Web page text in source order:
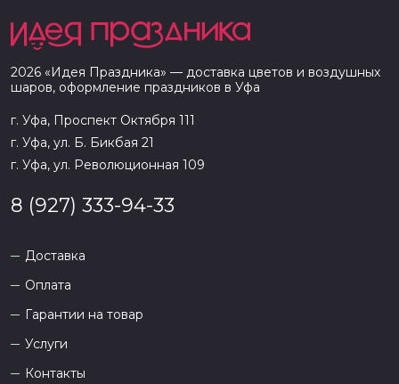
2026 «Идея Праздника» — доставка цветов и воздушных
шаров, оформление праздников в Уфа
г. Уфа, Проспект Октября 111
г. Уфа, ул. Б. Бикбая 21
г. Уфа, ул. Революционная 109
8 (927) 333-94-33
Доставка
Оплата
Гарантии на товар
Услуги
Контакты